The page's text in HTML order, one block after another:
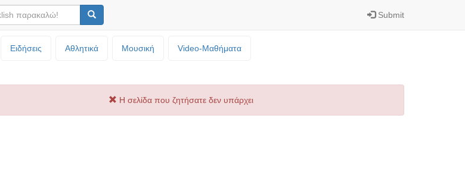
Submit
Ειδήσεις Αθλητικά Μουσική Video-Mαθήματα
Η σελίδα που ζητήσατε δεν υπάρχει